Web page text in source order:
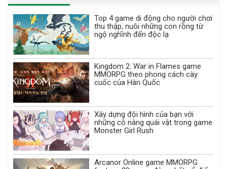
Top 4 game di động cho người chơi
thu thập, nuôi những con rồng từ
ngộ nghĩnh đến độc lạ
Kingdom 2: War in Flames game
MMORPG theo phong cách cày
cuốc của Hàn Quốc
Xây dựng đội hình của bạn với
những cô nàng quái vật trong game
Monster Girl Rush
Arcanor Online game MMORPG